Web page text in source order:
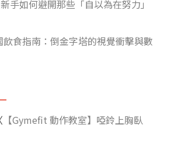
手如何避開那些「自以為在努力」
食指南：倒金字塔的視覺衝擊與數
【Gymefit 動作教室】啞鈴上胸臥